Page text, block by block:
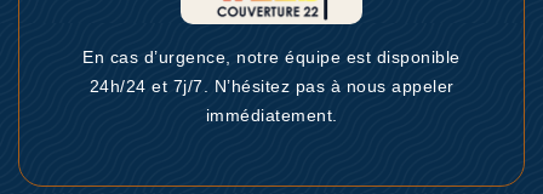
En cas d’urgence, notre équipe est disponible
24h/24 et 7j/7. N’hésitez pas à nous appeler
immédiatement.